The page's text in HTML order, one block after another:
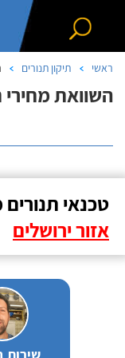
ראשי תיקון תנורים
השוואת מחירי
טכנאי
אזור ירושלים